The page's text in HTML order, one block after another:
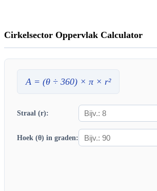
Cirkelsector Oppervlak Calculator
A = (θ ÷ 360) × π × r²
Straal (r):
Hoek (θ) in graden: